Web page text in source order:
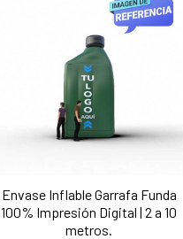
Envase Inflable Garrafa Funda
100% Impresión Digital | 2 a 10
metros.